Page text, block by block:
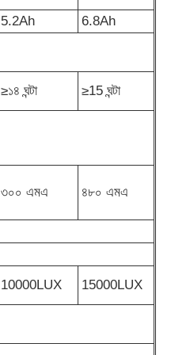
5.2Ah
6.8Ah
≥১৪ ঘন্টা ≥15 ঘন্টা
৩০০ এমএ ৪৮০ এমএ
10000LUX 15000LUX